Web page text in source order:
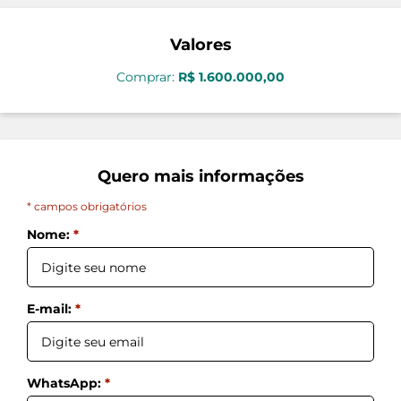
Valores
Comprar: R$ 1.600.000,00
Quero mais informações
* campos obrigatórios
Nome: *
E-mail: *
WhatsApp: *